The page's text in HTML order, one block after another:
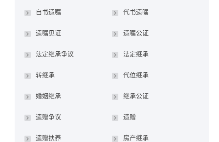
自书遗嘱 代书遗嘱
遗嘱见证 遗嘱公证
法定继承争议 法定继承
转继承 代位继承
婚姻继承 继承公证
遗赠争议 遗赠
遗赠扶养 房产继承